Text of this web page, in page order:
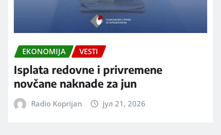
EKONOMIJA VESTI
Isplata redovne i privremene
novčane naknade za jun
Radio Koprijan јул 21, 2026